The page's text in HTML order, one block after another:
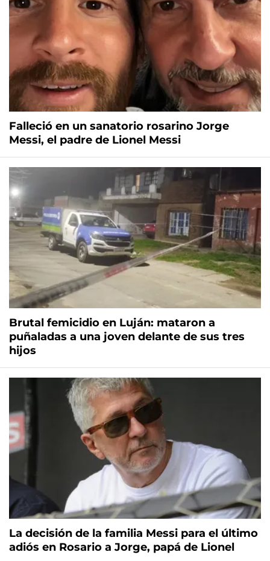
Falleció en un sanatorio rosarino Jorge
Messi, el padre de Lionel Messi
Brutal femicidio en Luján: mataron a
puñaladas a una joven delante de sus tres
hijos
La decisión de la familia Messi para el último
adiós en Rosario a Jorge, papá de Lionel